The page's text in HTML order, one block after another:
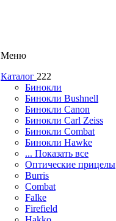
Меню
Каталог 222
Бинокли
Бинокли Bushnell
Бинокли Canon
Бинокли Carl Zeiss
Бинокли Combat
Бинокли Hawke
... Показать все
Оптические прицелы
Burris
Combat
Falke
Firefield